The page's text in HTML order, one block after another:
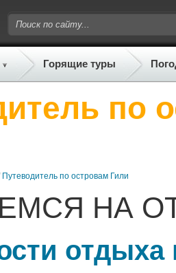
Горящие туры
по
Путеводитель по островам Гили
НА
отдыха